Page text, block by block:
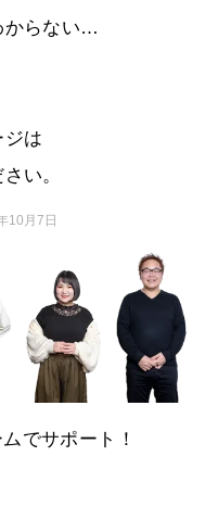
からない…
は
い。
10月7日
でサポート！